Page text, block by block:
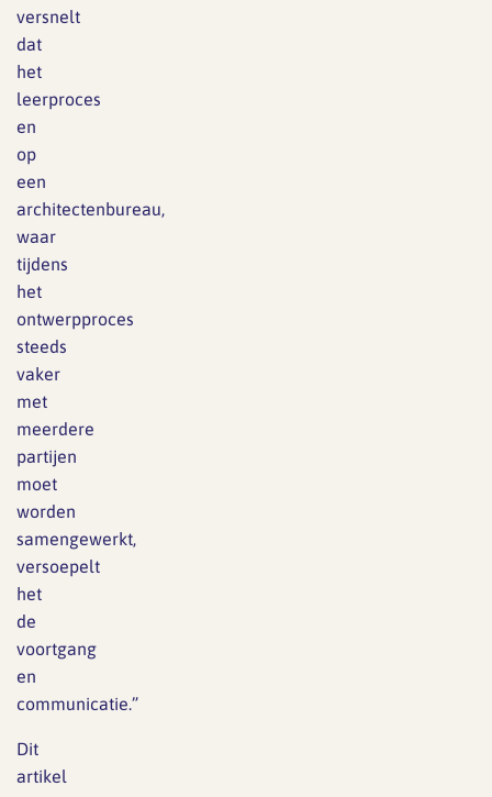
versnelt
dat
het
leerproces
en
op
een
architectenbureau,
waar
tijdens
het
ontwerpproces
steeds
vaker
met
meerdere
partijen
moet
worden
samengewerkt,
versoepelt
het
de
voortgang
en
communicatie.”
Dit
artikel